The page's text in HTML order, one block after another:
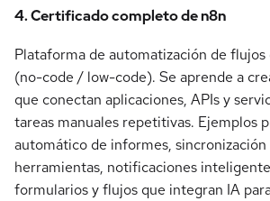
4. Certificado completo de n8n
Plataforma de automatización de
(no-code / low-code). Se aprende a
que conectan aplicaciones, APIs y
tareas manuales repetitivas. Ejemplos
automático de informes,
herramientas, notificaciones
formularios y flujos que integran IA